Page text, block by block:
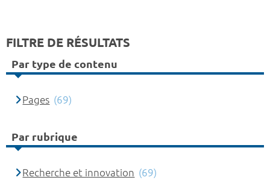
FILTRE DE RÉSULTATS
Par type de contenu
Pages (69)
Par rubrique
Recherche et innovation (69)